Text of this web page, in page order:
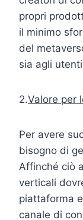
propri
il minimo
del
sia agli
2.Valore per
Per avere
bisogno di
Affinché ciò
verticali
piattaforma
canale di